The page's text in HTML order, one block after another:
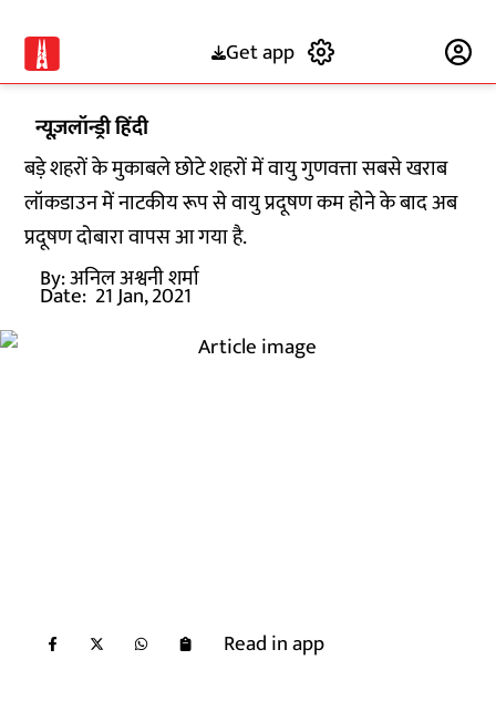
Get app
न्यूज़लॉन्ड्री हिंदी
बड़े शहरों के मुकाबले छोटे शहरों में वायु गुणवत्ता सबसे खराब
लॉकडाउन में नाटकीय रूप से वायु प्रदूषण कम होने के बाद अब
प्रदूषण दोबारा वापस आ गया है.
By:अनिल अश्वनी शर्मा
Date: 21 Jan, 2021
Read in app